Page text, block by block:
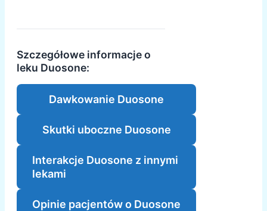
Szczegółowe informacje o
leku Duosone:
Dawkowanie Duosone
Skutki uboczne Duosone
Interakcje Duosone z innymi
lekami
Opinie pacjentów o Duosone